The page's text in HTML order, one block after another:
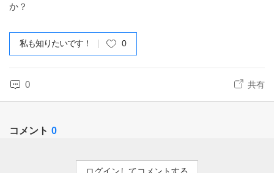
か？
私も知りたいです！ 0
0 共有
コメント 0